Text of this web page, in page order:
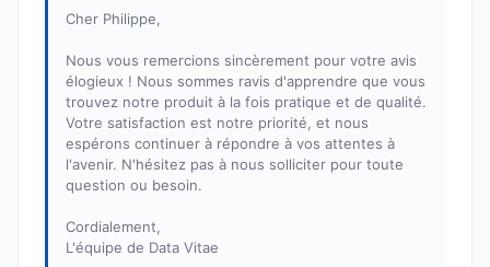
Cher Philippe,
Nous vous remercions sincèrement pour votre avis
élogieux ! Nous sommes ravis d'apprendre que vous
trouvez notre produit à la fois pratique et de qualité.
Votre satisfaction est notre priorité, et nous
espérons continuer à répondre à vos attentes à
l'avenir. N'hésitez pas à nous solliciter pour toute
question ou besoin.
Cordialement,
L'équipe de Data Vitae